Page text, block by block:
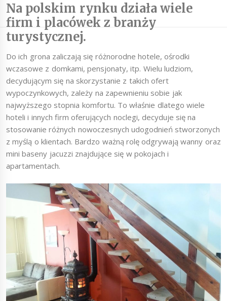
Na polskim rynku działa wiele
firm i placówek z branży
turystycznej.
Do ich grona zaliczają się różnorodne hotele, ośrodki
wczasowe z domkami, pensjonaty, itp. Wielu ludziom,
decydującym się na skorzystanie z takich ofert
wypoczynkowych, zależy na zapewnieniu sobie jak
najwyższego stopnia komfortu. To właśnie dlatego wiele
hoteli i innych firm oferujących noclegi, decyduje się na
stosowanie różnych nowoczesnych udogodnień stworzonych
z myślą o klientach. Bardzo ważną rolę odgrywają wanny oraz
mini baseny jacuzzi znajdujące się w pokojach i
apartamentach.